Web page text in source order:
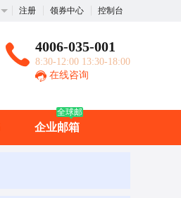
注册 领券中心 控制台
4006-035-001
8:30-12:00 13:30-18:00
在线咨询
企业邮箱
全球邮